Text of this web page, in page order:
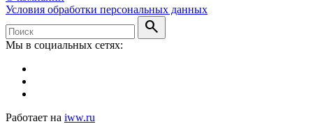
Условия обработки персональных данных
search
Мы в социальных сетях:
Работает на iww.ru